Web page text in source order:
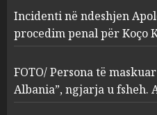
3 MARCH
Incidenti në ndeshjen
procedim penal për Koço
FOTO/ Persona të
Albania”, ngjarja u fsheh.